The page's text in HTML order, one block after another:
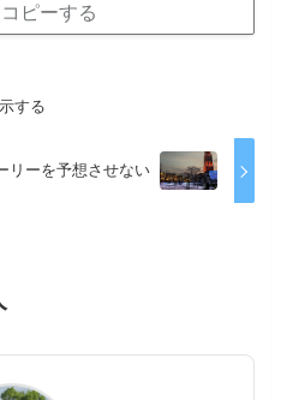
ピーする
する
リーを予想させない